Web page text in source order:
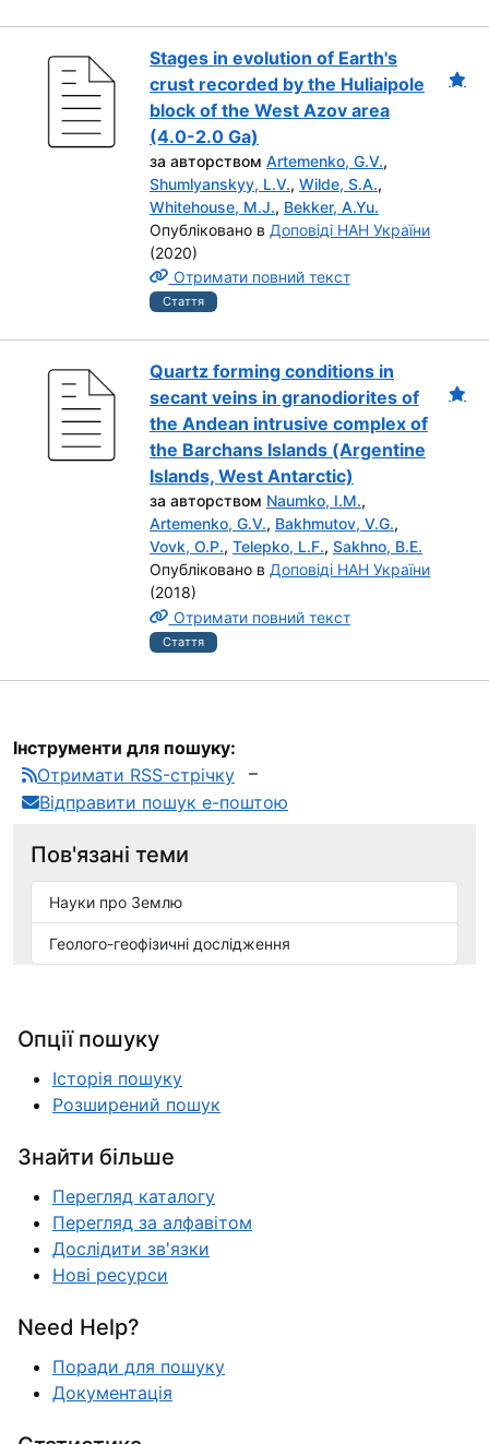
Stages in evolution of Earth's
crust recorded by the Huliaipole
block of the West Azov area
(4.0-2.0 Ga)
за авторством Artemenko, G.V.,
Shumlyanskyy, L.V., Wilde, S.A.,
Whitehouse, M.J., Bekker, A.Yu.
Опубліковано в Доповіді НАН України
(2020)
Отримати повний текст
Стаття
Quartz forming conditions in
secant veins in granodiorites of
the Andean intrusive complex of
the Barchans Islands (Аrgentine
Islands, West Antarctic)
за авторством Naumko, I.М.,
Artemenko, G.V., Bakhmutov, V.G.,
Vovk, O.P., Теlepko, L.F., Sakhno, B.E.
Опубліковано в Доповіді НАН України
(2018)
Отримати повний текст
Стаття
Інструменти для пошуку:
Отримати RSS-стрічку
Відправити пошук е-поштою
Пов'язані теми
Науки про Землю
Геолого-геофізичні дослідження
Опції пошуку
Історія пошуку
Розширений пошук
Знайти більше
Перегляд каталогу
Перегляд за алфавітом
Дослідити зв'язки
Нові ресурси
Need Help?
Поради для пошуку
Документація